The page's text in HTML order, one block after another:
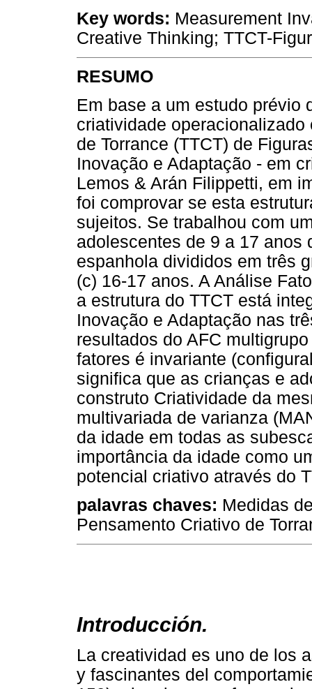
Key words: Measurement
Creative Thinking; TTCT-
RESUMO
Em base a um estudo prévio
criatividade
de Torrance (TTCT) de
Inovação e Adaptação - em
Lemos & Arán Filippetti, em
foi comprovar se esta
sujeitos. Se trabalhou com
adolescentes de 9 a 17 anos
espanhola divididos em três
(c) 16-17 anos. A Análise
a estrutura do TTCT está
Inovação e Adaptação nas
resultados do AFC
fatores é invariante
significa que as crianças e
construto Criatividade da
multivariada de varianza
da idade em todas as
importância da idade como
potencial criativo através do
palavras chaves: Medidas
Pensamento Criativo de
Introducción.
La creatividad es uno de los
y fascinantes del